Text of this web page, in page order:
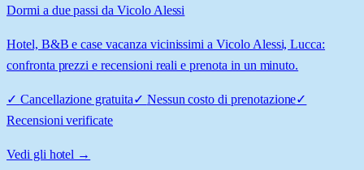
Dormi a due passi da Vicolo Alessi
Hotel, B&B e case vacanza vicinissimi a Vicolo Alessi, Lucca:
confronta prezzi e recensioni reali e prenota in un minuto.
✓ Cancellazione gratuita✓ Nessun costo di prenotazione✓
Recensioni verificate
Vedi gli hotel →